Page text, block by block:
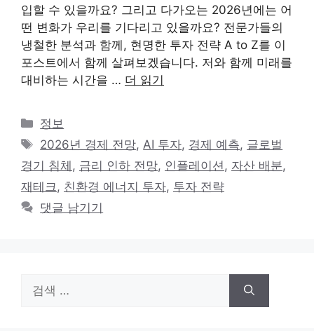
입할 수 있을까요? 그리고 다가오는 2026년에는 어
떤 변화가 우리를 기다리고 있을까요? 전문가들의
냉철한 분석과 함께, 현명한 투자 전략 A to Z를 이
포스트에서 함께 살펴보겠습니다. 저와 함께 미래를
대비하는 시간을 … 더 읽기
카
테
리
정보
태
그
2026년 경제 전망, AI 투자, 경제 예측, 글로벌
경기 침체 , 금리 인하 전망, 인플레이션 , 자산 배분,
재테크 , 친환경 에너지 투자, 투자 전략
댓글 남기기
색: